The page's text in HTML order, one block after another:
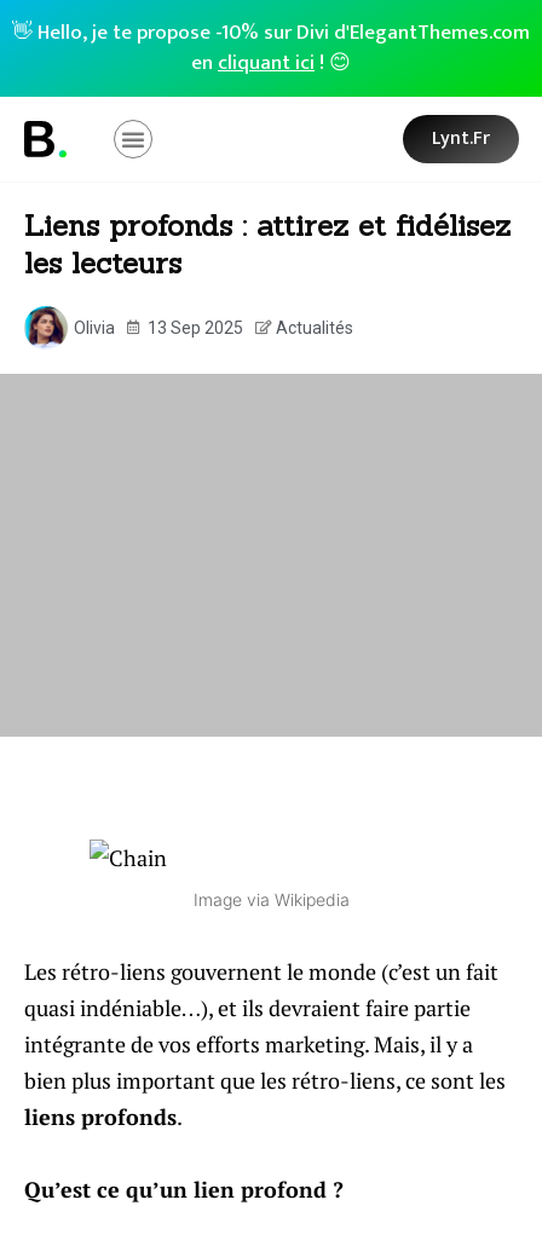
👋 Hello, je te propose -10% sur Divi d'ElegantThemes.com
encliquant ici! 😊
Lynt.fr
Liens profonds : attirez et fidélisez
les lecteurs
Olivia 13 Sep 2025 Actualités
Image via Wikipedia
Les rétro-liens gouvernent le monde (c’est un fait
quasi indéniable…), et ils devraient faire partie
intégrante de vos efforts marketing. Mais, il y a
bien plus important que les rétro-liens, ce sont les
liens profonds.
Qu’est ce qu’un lien profond ?